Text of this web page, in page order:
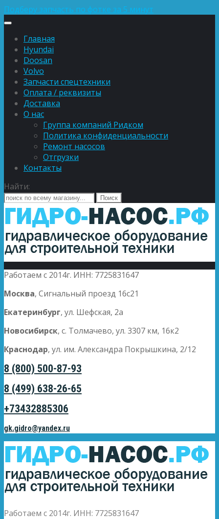
Подберу запчасть по фотке за 5 минут
Главная
Hyundai
Doosan
Volvo
Запчасти спецтехники
Оплата / реквизиты
Доставка
О нас
Группа компаний Ридком
Политика конфиденциальности
Ремонт насосов
Отгрузки
Контакты
Найти:
Работаем с 2014г. ИНН: 7725831647
Москва, Сигнальный проезд 16с21
Екатеринбург, ул. Шефская, 2а
Новосибирск, с. Толмачево, ул. 3307 км, 16к2
Краснодар, ул. им. Александра Покрышкина, 2/12
8 (800) 500-87-93
8 (499) 638-26-65
+73432885306
gk.gidro@yandex.ru
Работаем с 2014г. ИНН: 7725831647